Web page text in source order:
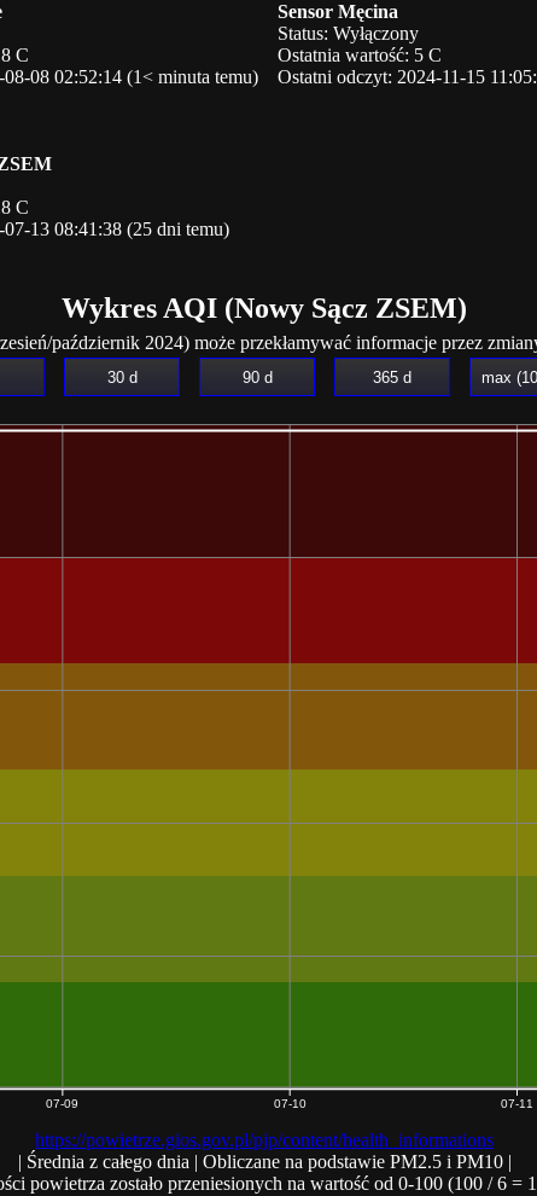
C
08 02:52:14 (1< minuta temu)
Sensor Męcina
Status: Wyłączony
Ostatnia wartość: 5 C
Ostatni odczyt: 2024-11-15
C
13 08:41:38 (25 dni temu)
Wykres AQI (Nowy Sącz ZSEM)
październik 2024) może przekłamywać informacje przez
30 d 90 d 365 d max
07-09 07-10 07-11
https://powietrze.gios.gov.pl/pjp/content/health_informations
| Średnia z całego dnia | Obliczane na podstawie PM2.5 i PM10 |
powietrza zostało przeniesionych na wartość od 0-100 (100 / 6 =